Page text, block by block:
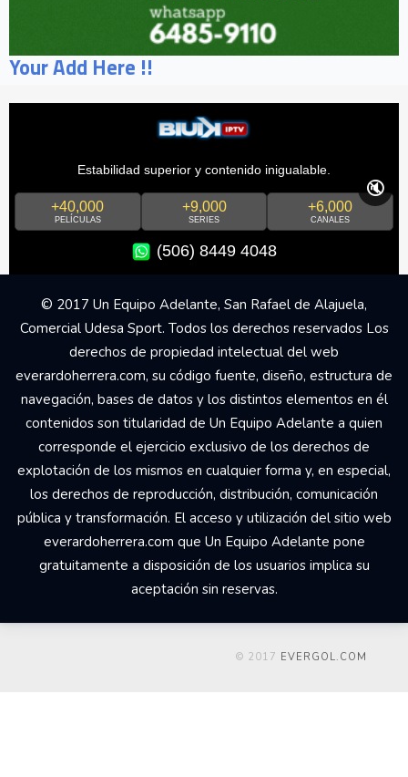
Your Add Here !!
Estabilidad superior y contenido inigualable.
+40,000
PELÍCULAS
+9,000
SERIES
+6,000
CANALES
(506) 8449 4048
🔇
© 2017 Un Equipo Adelante, San Rafael de Alajuela,
Comercial Udesa Sport. Todos los derechos reservados Los
derechos de propiedad intelectual del web
everardoherrera.com, su código fuente, diseño, estructura de
navegación, bases de datos y los distintos elementos en él
contenidos son titularidad de Un Equipo Adelante a quien
corresponde el ejercicio exclusivo de los derechos de
explotación de los mismos en cualquier forma y, en especial,
los derechos de reproducción, distribución, comunicación
pública y transformación. El acceso y utilización del sitio web
everardoherrera.com que Un Equipo Adelante pone
gratuitamente a disposición de los usuarios implica su
aceptación sin reservas.
© 2017 EVERGOL.COM